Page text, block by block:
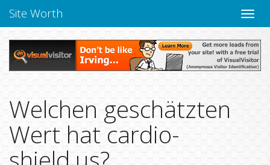
Site Worth
Welchen geschätzten
Wert hat cardio-